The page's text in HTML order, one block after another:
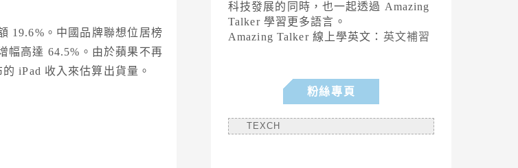
19.6%。中國品牌聯想位居榜
幅高達 64.5%。由於蘋果不再
iPad 收入來估算出貨量。
科技發展的同時，也一起透過 Amazing
Talker 學習更多語言。
Amazing Talker 線上學英文： 英文補習
粉絲專頁
TEXCH